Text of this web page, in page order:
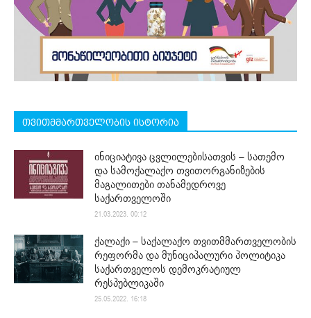
თვითმმართველობის ისტორია
ინიციატივა ცვლილებისათვის – სათემო
და სამოქალაქო თვითორგანიზების
მაგალითები თანამედროვე
საქართველოში
21.03.2023. 00:12
ქალაქი – საქალაქო თვითმმართველობის
რეფორმა და მუნიციპალური პოლიტიკა
საქართველოს დემოკრატიულ
რესპუბლიკაში
25.05.2022. 16:18